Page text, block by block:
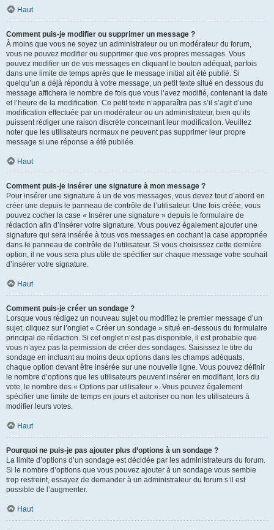
Haut
Comment puis-je modifier ou supprimer un message ?
À moins que vous ne soyez un administrateur ou un modérateur du forum,
vous ne pouvez modifier ou supprimer que vos propres messages. Vous
pouvez modifier un de vos messages en cliquant le bouton adéquat, parfois
dans une limite de temps après que le message initial ait été publié. Si
quelqu’un a déjà répondu à votre message, un petit texte situé en dessous du
message affichera le nombre de fois que vous l’avez modifié, contenant la date
et l’heure de la modification. Ce petit texte n’apparaîtra pas s’il s’agit d’une
modification effectuée par un modérateur ou un administrateur, bien qu’ils
puissent rédiger une raison discrète concernant leur modification. Veuillez
noter que les utilisateurs normaux ne peuvent pas supprimer leur propre
message si une réponse a été publiée.
Haut
Comment puis-je insérer une signature à mon message ?
Pour insérer une signature à un de vos messages, vous devez tout d’abord en
créer une depuis le panneau de contrôle de l’utilisateur. Une fois créée, vous
pouvez cocher la case « Insérer une signature » depuis le formulaire de
rédaction afin d’insérer votre signature. Vous pouvez également ajouter une
signature qui sera insérée à tous vos messages en cochant la case appropriée
dans le panneau de contrôle de l’utilisateur. Si vous choisissez cette dernière
option, il ne vous sera plus utile de spécifier sur chaque message votre souhait
d’insérer votre signature.
Haut
Comment puis-je créer un sondage ?
Lorsque vous rédigez un nouveau sujet ou modifiez le premier message d’un
sujet, cliquez sur l’onglet « Créer un sondage » situé en-dessous du formulaire
principal de rédaction. Si cet onglet n’est pas disponible, il est probable que
vous n’ayez pas la permission de créer des sondages. Saisissez le titre du
sondage en incluant au moins deux options dans les champs adéquats,
chaque option devant être insérée sur une nouvelle ligne. Vous pouvez définir
le nombre d’options que les utilisateurs peuvent insérer en modifiant, lors du
vote, le nombre des « Options par utilisateur ». Vous pouvez également
spécifier une limite de temps en jours et autoriser ou non les utilisateurs à
modifier leurs votes.
Haut
Pourquoi ne puis-je pas ajouter plus d’options à un sondage ?
La limite d’options d’un sondage est décidée par les administrateurs du forum.
Si le nombre d’options que vous pouvez ajouter à un sondage vous semble
trop restreint, essayez de demander à un administrateur du forum s’il est
possible de l’augmenter.
Haut